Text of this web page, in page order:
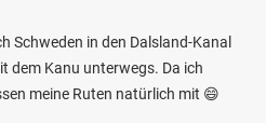
Schweden in den Dalsland-Kanal
dem Kanu unterwegs. Da ich
meine Ruten natürlich mit 😄